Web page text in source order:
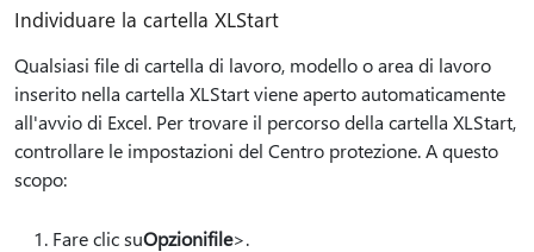
Individuare la cartella XLStart
Qualsiasi file di cartella di lavoro, modello o area di lavoro
inserito nella cartella XLStart viene aperto automaticamente
all'avvio di Excel. Per trovare il percorso della cartella XLStart,
controllare le impostazioni del Centro protezione. A questo
scopo:
Fare clic suOpzionifile>.